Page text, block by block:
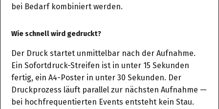
bei Bedarf kombiniert werden.
Wie schnell wird gedruckt?
Der Druck startet unmittelbar nach der Aufnahme.
Ein Sofortdruck-Streifen ist in unter 15 Sekunden
fertig, ein A4-Poster in unter 30 Sekunden. Der
Druckprozess läuft parallel zur nächsten Aufnahme —
bei hochfrequentierten Events entsteht kein Stau.